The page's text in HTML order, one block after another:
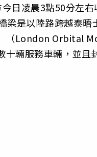
日凌晨3點50分左
梁是以陸路跨越泰
（London Orbital
十輛服務車輛，並